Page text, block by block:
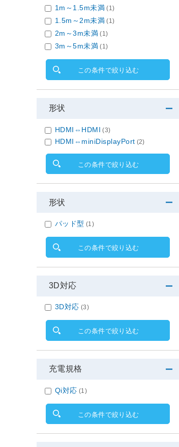
1m～1.5m未満 (1)
1.5m～2m未満 (1)
2m～3m未満 (1)
3m～5m未満 (1)
この条件で絞り込む
形状
HDMI⇔HDMI (3)
HDMI⇔miniDisplayPort (2)
この条件で絞り込む
形状
パッド型 (1)
この条件で絞り込む
3D対応
3D対応 (3)
この条件で絞り込む
充電規格
Qi対応 (1)
この条件で絞り込む